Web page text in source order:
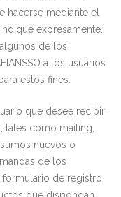
hacerse mediante el
expresamente.
de los
a los usuarios
estos fines.
que desee recibir
tales como mailing,
nuevos o
de los
formulario de registro